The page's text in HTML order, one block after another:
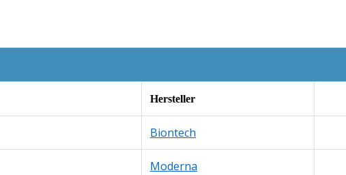
Hersteller
Biontech
Moderna